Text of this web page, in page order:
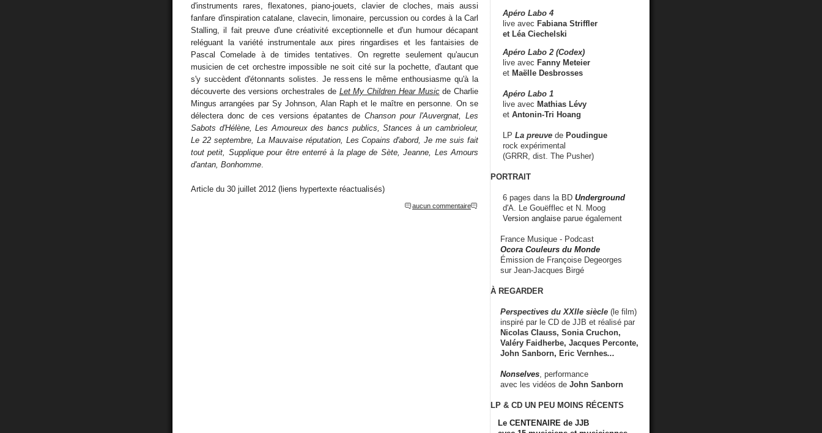
d'instruments rares, flexatones, piano-jouets, clavier de cloches, mais aussi
fanfare d'inspiration catalane, clavecin, limonaire, percussion ou cordes à la Carl
Stalling, il fait preuve d'une créativité exceptionnelle et d'un humour décapant
reléguant la variété instrumentale aux pires ringardises et les fantaisies de
Pascal Comelade à de timides tentatives. On regrette seulement qu'aucun
musicien de cet orchestre impossible ne soit cité sur la pochette, d'autant que
s'y succèdent d'étonnants solistes. Je ressens le même enthousiasme qu'à la
découverte des versions orchestrales de Let My Children Hear Musicde Charlie
Mingus arrangées par Sy Johnson, Alan Raph et le maître en personne. On se
délectera donc de ces versions épatantes deChanson pour l'Auvergnat, Les
Sabots d'Hélène, Les Amoureux des bancs publics, Stances à un cambrioleur,
Le 22 septembre, La Mauvaise réputation, Les Copains d'abord, Je me suis fait
tout petit, Supplique pour être enterré à la plage de Sète, Jeanne, Les Amours
d'antan, Bonhomme
Article du 30 juillet 2012 (liens hypertexte réactualisés)
aucun commentaire
Apéro Labo 4
live avec Fabiana Striffler
et Léa Ciechelski
Apéro Labo 2 (Codex)
live avec Fanny Meteier
et Maëlle Desbrosses
Apéro Labo 1
live avec Mathias Lévy
et Antonin-Tri Hoang
LP La preuve de Poudingue
rock expérimental
(GRRR, dist. The Pusher)
PORTRAIT
6 pages dans la BD Underground
d'A. Le Gouëfflec et N. Moog
Version anglaise parue également
France Musique - Podcast
Ocora Couleurs du Monde
Émission de Françoise Degeorges
sur Jean-Jacques Birgé
À REGARDER
Perspectives du XXIIe siècle (le film)
inspiré par le CD de JJB et réalisé par
Nicolas Clauss, Sonia Cruchon,
Valéry Faidherbe, Jacques Perconte,
John Sanborn, Eric Vernhes...
Nonselves , performance
avec les vidéos de John Sanborn
LP & CD UN PEU MOINS RÉCENTS
Le CENTENAIRE de JJB